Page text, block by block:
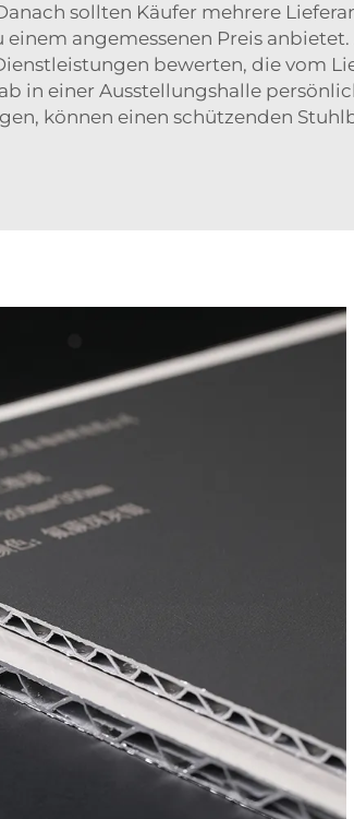
sollten Käufer mehrere
angemessenen Preis
bewerten, die vom
in einer Ausstellungshalle
können einen schützenden